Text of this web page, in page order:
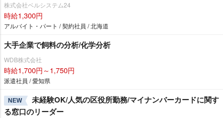
株式会社ベルシステム24
時給1,300円
アルバイト・パート / 契約社員 / 北海道
大手企業で飼料の分析/化学分析
WDB株式会社
時給1,700円～1,750円
派遣社員 / 愛知県
NEW
未経験OK/人気の区役所勤務/マイナンバーカードに関す
る窓口のリーダー